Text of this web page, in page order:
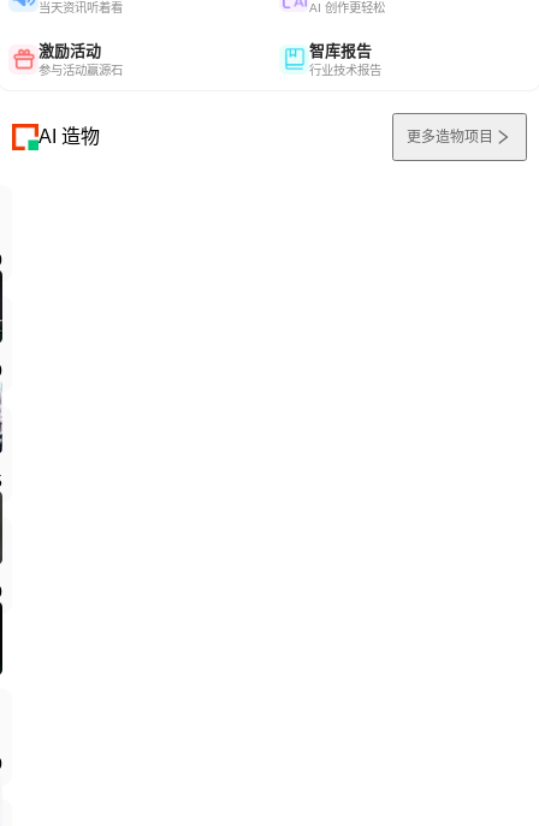
当天资讯听着看 AI 创作更轻松
激励活动
参与活动赢源石
智库报告
行业技术报告
AI 造物 更多造物项目